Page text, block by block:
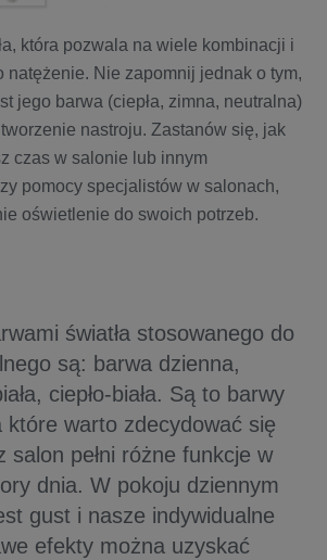
która pozwala na wiele kombinacji i
natężenie. Nie zapomnij jednak o tym,
jego barwa (ciepła, zimna, neutralna)
nastroju. Zastanów się, jak
czas w salonie lub innym
pomocy specjalistów w salonach,
oświetlenie do swoich potrzeb.
światła stosowanego do
są: barwa dzienna,
ciepło-biała. Są to barwy
które warto zdecydować się
salon pełni różne funkcje w
dnia. W pokoju dziennym
gust i nasze indywidualne
efekty można uzyskać